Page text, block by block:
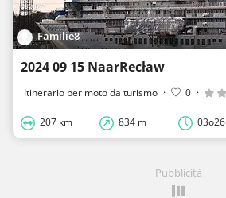
Familie8
2024 09 15 NaarRecław
Itinerario per moto da turismo · 0 ·
207 km 834 m 03o26
Pubblicità